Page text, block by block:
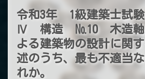
令和3年 1級建築士試
Ⅳ 構造 №10 木造軸
よる建築物の設計に関
述のうち、最も不適当
れか。